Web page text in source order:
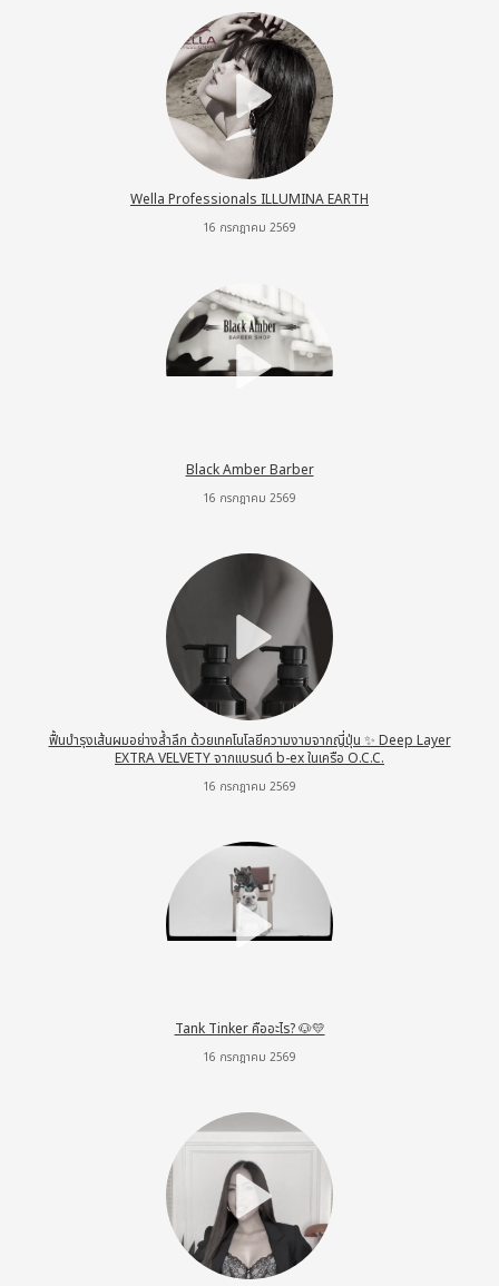
Wella Professionals ILLUMINA EARTH
16 กรกฎาคม 2569
Black Amber Barber
16 กรกฎาคม 2569
ฟื้นบำรุงเส้นผมอย่างล้ำลึก ด้วยเทคโนโลยีความงามจากญี่ปุ่น ✨ Deep Layer
EXTRA VELVETY จากแบรนด์ b-ex ในเครือ O.C.C.
16 กรกฎาคม 2569
Tank Tinker คืออะไร? 🐶💛
16 กรกฎาคม 2569